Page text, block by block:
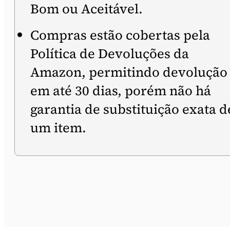
Bom ou Aceitável.
Compras estão cobertas pela
Política de Devoluções da
Amazon, permitindo devolução
em até 30 dias, porém não há
garantia de substituição exata
um item.